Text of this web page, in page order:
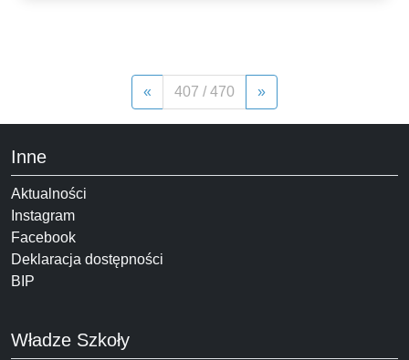
« 407 / 470 »
Inne
Aktualności
Instagram
Facebook
Deklaracja dostępności
BIP
Władze Szkoły